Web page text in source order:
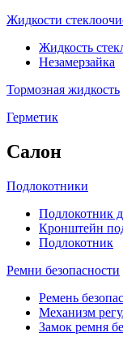
Жидкости
Жидкость
Незамерзайка
Тормозная жидкость
Герметик
Салон
Подлокотники
Подлокотник
Кронштейн
Подлокотник
Ремни безопасности
Ремень
Механизм
Замок ремня